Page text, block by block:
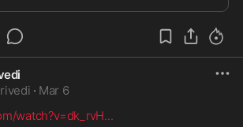
· Mar 6
watch?v=dk_rvH...